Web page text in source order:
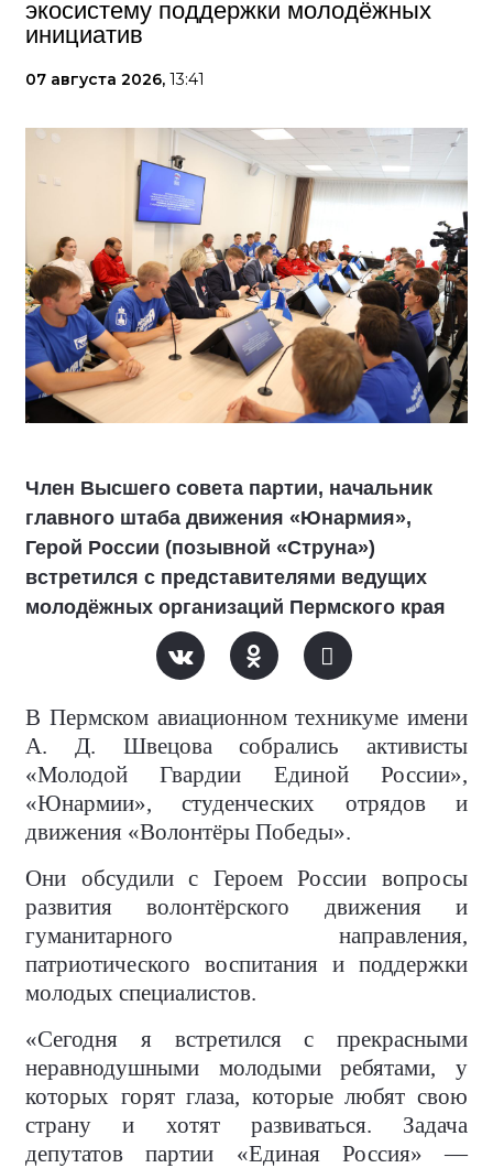
экосистему поддержки молодёжных
инициатив
07 августа 2026, 13:41
Член Высшего совета партии, начальник
главного штаба движения «Юнармия»,
Герой России (позывной «Струна»)
встретился с представителями ведущих
молодёжных организаций Пермского края
В Пермском авиационном техникуме имени
А. Д. Швецова собрались активисты
«Молодой Гвардии Единой России»,
«Юнармии», студенческих отрядов и
движения «Волонтёры Победы».
Они обсудили с Героем России вопросы
развития волонтёрского движения и
гуманитарного направления,
патриотического воспитания и поддержки
молодых специалистов.
«Сегодня я встретился с прекрасными
неравнодушными молодыми ребятами, у
которых горят глаза, которые любят свою
страну и хотят развиваться. Задача
депутатов партии «Единая Россия» —